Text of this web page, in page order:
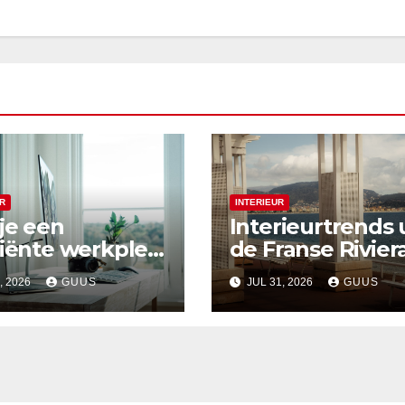
een
werkplek
woonkamer
2026 GUUS
INTERIEUR
Interieurtrends
de Franse
voor een
flair
JUL 31, 2026 GUUS